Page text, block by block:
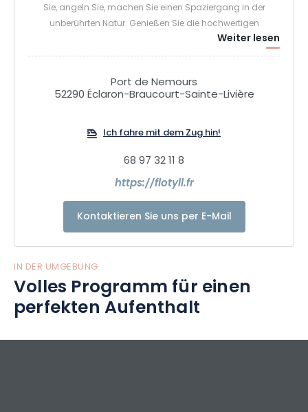
Sie, angeln Sie, machen Sie einen Spaziergang in der
unberührten Natur. Genießen Sie die hochwertigen
Leistungen dieser komfortablen und umweltfreundlichen
ungewöhnlichen Unterkunft mit Terrassen und
in Frankreich hergestellten Houseboats sind echte Häuser
Wohnzimmer und eine voll ausgestattete Küche.
Weiter lesen
Port de Nemours
52290 Éclaron-Braucourt-Sainte-Livière
Ich fahre mit dem Zug hin!
68 97 32 11 8
https://flotyll.fr
Kontaktieren Sie uns per E-Mail
IN DER UMGEBUNG
Volles Programm für einen
perfekten Aufenthalt